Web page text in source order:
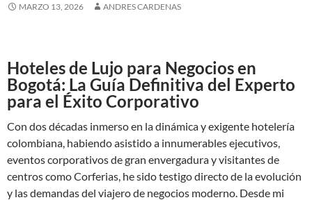
MARZO 13, 2026 ANDRES CARDENAS
Hoteles de Lujo para Negocios en
Bogotá: La Guía Definitiva del Experto
para el Éxito Corporativo
Con dos décadas inmerso en la dinámica y exigente hotelería
colombiana, habiendo asistido a innumerables ejecutivos,
eventos corporativos de gran envergadura y visitantes de
centros como Corferias, he sido testigo directo de la evolución
y las demandas del viajero de negocios moderno. Desde mi